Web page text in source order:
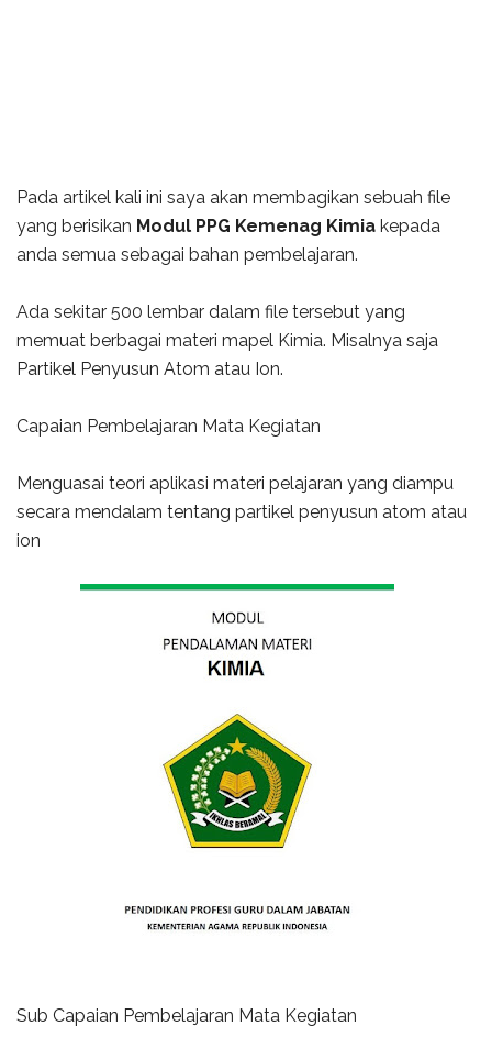
Pada artikel kali ini saya akan membagikan sebuah file
yang berisikan Modul PPG Kemenag Kimia kepada
anda semua sebagai bahan pembelajaran.
Ada sekitar 500 lembar dalam file tersebut yang
memuat berbagai materi mapel Kimia. Misalnya saja
Partikel Penyusun Atom atau Ion.
Capaian Pembelajaran Mata Kegiatan
Menguasai teori aplikasi materi pelajaran yang diampu
secara mendalam tentang partikel penyusun atom atau
ion
Sub Capaian Pembelajaran Mata Kegiatan